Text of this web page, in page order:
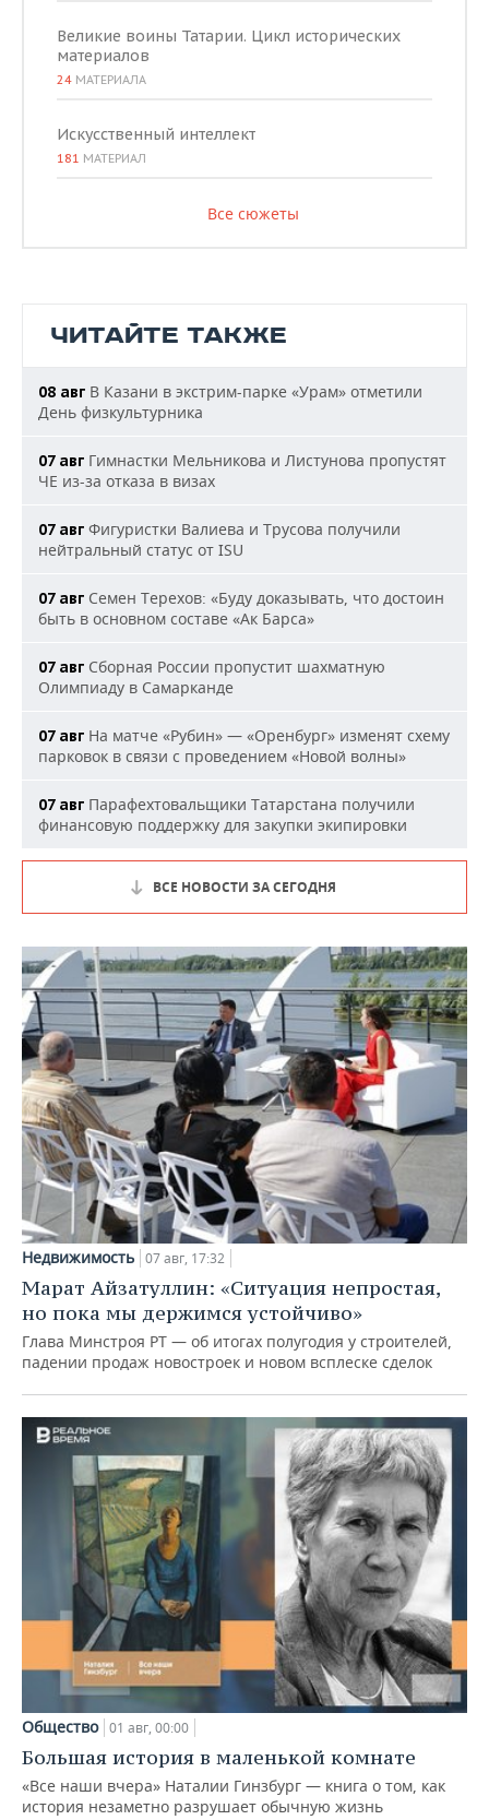
Великие воины Татарии. Цикл исторических
материалов
24 МАТЕРИАЛА
Искусственный интеллект
181 МАТЕРИАЛ
Все сюжеты
ЧИТАЙТЕ ТАКЖЕ
08 авг В Казани в экстрим-парке «Урам» отметили
День физкультурника
07 авг Гимнастки Мельникова и Листунова пропустят
ЧЕ из-за отказа в визах
07 авг Фигуристки Валиева и Трусова получили
нейтральный статус от ISU
07 авг Семен Терехов: «Буду доказывать, что достоин
быть в основном составе «Ак Барса»
07 авг Сборная России пропустит шахматную
Олимпиаду в Самарканде
07 авг На матче «Рубин» — «Оренбург» изменят схему
парковок в связи с проведением «Новой волны»
07 авг Парафехтовальщики Татарстана получили
финансовую поддержку для закупки экипировки
ВСЕ НОВОСТИ ЗА СЕГОДНЯ
Недвижимость 07 авг, 17:32
Марат Айзатуллин: «Ситуация непростая,
но пока мы держимся устойчиво»
Глава Минстроя РТ — об итогах полугодия у строителей,
падении продаж новостроек и новом всплеске сделок
Общество 01 авг, 00:00
Большая история в маленькой комнате
«Все наши вчера» Наталии Гинзбург — книга о том, как
история незаметно разрушает обычную жизнь